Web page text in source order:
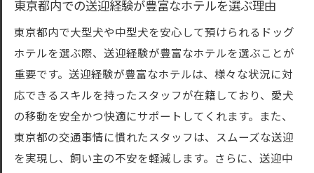
東京都内の大型犬送迎での実績と信頼性
飼い主とペット双方が満足する送迎選び
東京都内での送迎経験が豊富なホテルを選ぶ理由
東京都内で大型犬や中型犬を安心して預けられるドッグ
ホテルを選ぶ際、送迎経験が豊富なホテルを選ぶことが
重要です。送迎経験が豊富なホテルは、様々な状況に対
応できるスキルを持ったスタッフが在籍しており、愛犬
の移動を安全かつ快適にサポートしてくれます。また、
東京都の交通事情に慣れたスタッフは、スムーズな送迎
を実現し、飼い主の不安を軽減します。さらに、送迎中